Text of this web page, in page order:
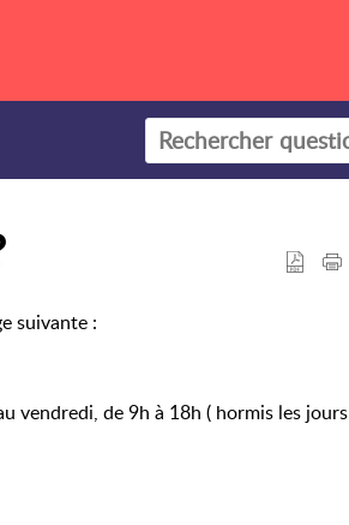
suivante :
vendredi, de 9h à 18h ( hormis les jours